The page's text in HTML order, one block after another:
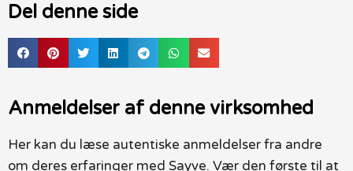
Del denne side
Anmeldelser af denne virksomhed
Her kan du læse autentiske anmeldelser fra andre
om deres erfaringer med Sayve. Vær den første til at